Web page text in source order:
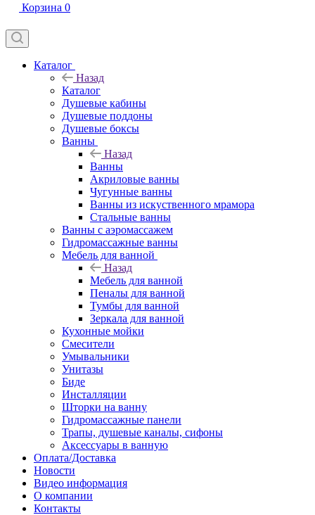
Корзина 0
Каталог
Назад
Каталог
Душевые кабины
Душевые поддоны
Душевые боксы
Ванны
Назад
Ванны
Акриловые ванны
Чугунные ванны
Ванны из искуственного мрамора
Стальные ванны
Ванны с аэромассажем
Гидромассажные ванны
Мебель для ванной
Назад
Мебель для ванной
Пеналы для ванной
Тумбы для ванной
Зеркала для ванной
Кухонные мойки
Смесители
Умывальники
Унитазы
Биде
Инсталляции
Шторки на ванну
Гидромассажные панели
Трапы, душевые каналы, сифоны
Аксессуары в ванную
Оплата/Доставка
Новости
Видео информация
О компании
Контакты